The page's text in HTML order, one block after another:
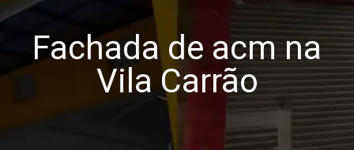
Fachada de acm na
Vila Carrão